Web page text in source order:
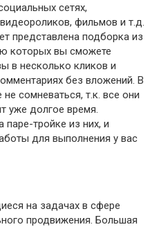
сетях,
фильмов и т.д.
представлена подборка из
которых вы сможете
в несколько кликов и
без вложений. В
сомневаться, т.к. все они
уже долгое время.
паре-тройке из них, и
для выполнения у вас
на задачах в сфере
продвижения. Большая